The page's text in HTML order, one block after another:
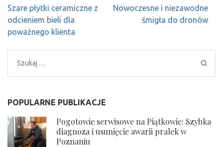
Nawigacja
wpisu
Szare płytki ceramiczne z
odcieniem bieli dla
poważnego klienta
Nowoczesne i niezawodne
śmigła do dronów
Szukaj:
POPULARNE PUBLIKACJE
Pogotowie serwisowe na Piątkowie: Szybka
diagnoza i usunięcie awarii pralek w
Poznaniu